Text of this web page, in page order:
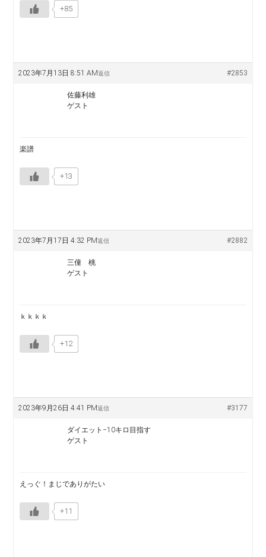
+85
2023年7月13日 8:51 AM #2853
返信
佐藤利雄
ゲスト
楽譜
+13
2023年7月17日 4:32 PM #2882
返信
三僮 桃
ゲスト
ｋｋｋｋ
+12
2023年9月26日 4:41 PM #3177
返信
ダイエット−10キロ目指す
ゲスト
えっぐ！まじでありがたい
+11